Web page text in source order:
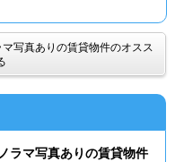
写真ありの賃貸物件のオスス
ラマ写真ありの賃貸物件